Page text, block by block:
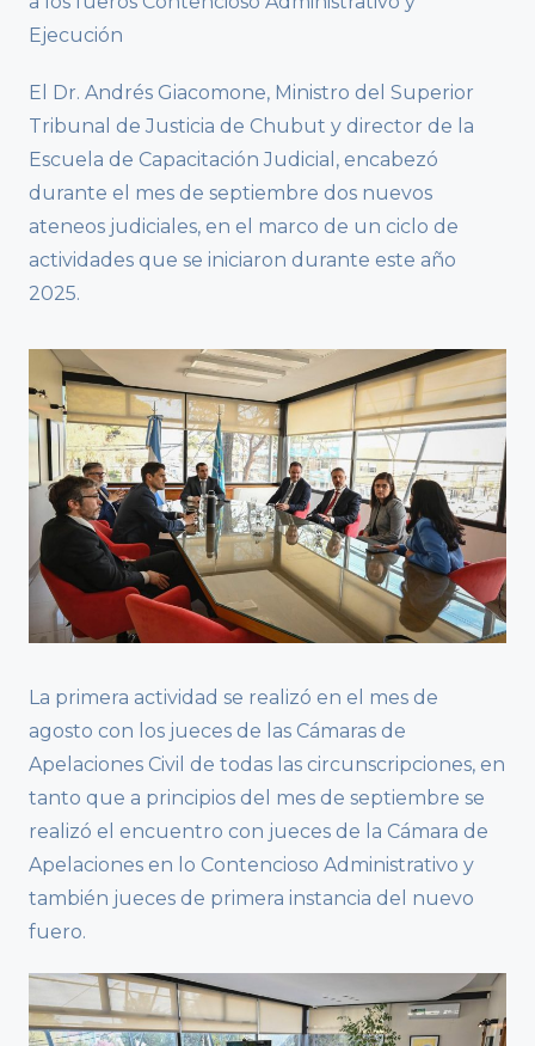
Ejecución
El Dr. Andrés Giacomone, Ministro del Superior
Tribunal de Justicia de Chubut y director de la
Escuela de Capacitación Judicial, encabezó
durante el mes de septiembre dos nuevos
ateneos judiciales, en el marco de un ciclo de
actividades que se iniciaron durante este año
2025.
La primera actividad se realizó en el mes de
agosto con los jueces de las Cámaras de
Apelaciones Civil de todas las circunscripciones, en
tanto que a principios del mes de septiembre se
realizó el encuentro con jueces de la Cámara de
Apelaciones en lo Contencioso Administrativo y
también jueces de primera instancia del nuevo
fuero.